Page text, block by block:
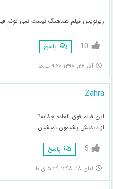
زیرنویس فیلم هماهنگ نیست نمی تونم
10 پاسخ
آذر ۲۶, ۱۳۹۸ ۹:۲۰ ب.ظ
Zahra
این فیلم فوق العاده جذابه?
از دیدنش پشیمون نمیشین
5 پاسخ
آبان ۱۸, ۱۳۹۸ ۵:۳۹ ق.ظ